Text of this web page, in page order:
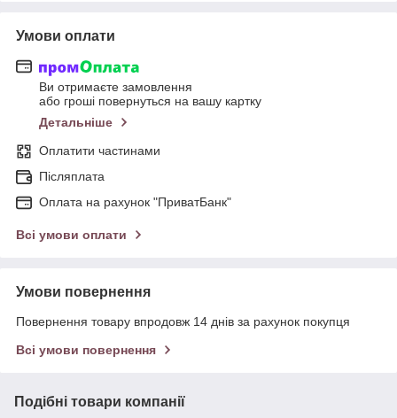
Умови оплати
Ви отримаєте замовлення
або гроші повернуться на вашу картку
Детальніше
Оплатити частинами
Післяплата
Оплата на рахунок "ПриватБанк"
Всі умови оплати
Умови повернення
Повернення товару впродовж 14 днів за рахунок покупця
Всі умови повернення
Подібні товари компанії